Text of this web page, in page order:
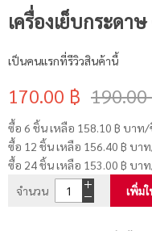
เครื่องเย็บกระดา
เป็นคนแรกที่รีวิวสินค้านี้
170.00 ฿
ซื้อ 6 ชิ้น เหลือ 158.10 ฿ บาท/
ซื้อ 12 ชิ้น เหลือ 156.40 ฿ บา
ซื้อ 24 ชิ้น เหลือ 153.00 ฿ บา
จำนวน
เพิ่ม